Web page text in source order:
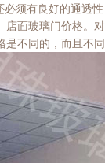
须有良好的通透
面玻璃门价格。
不同的，而且不